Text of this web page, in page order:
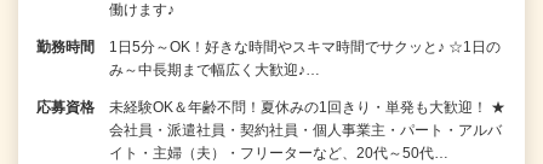
働けます♪
勤務時間
1日5分～OK！好きな時間やスキマ時間でサクッと♪ ☆1日の
み～中長期まで幅広く大歓迎♪…
応募資格
未経験OK＆年齢不問！夏休みの1回きり・単発も大歓迎！ ★
会社員・派遣社員・契約社員・個人事業主・パート・アルバ
イト・主婦（夫）・フリーターなど、20代～50代…